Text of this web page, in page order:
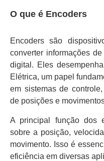
O que é Encoders
Encoders são
converter informações
digital. Eles
Elétrica, um papel
em sistemas de
de posições e
A principal função dos
sobre a posição,
movimento. Isso é
eficiência em diversas